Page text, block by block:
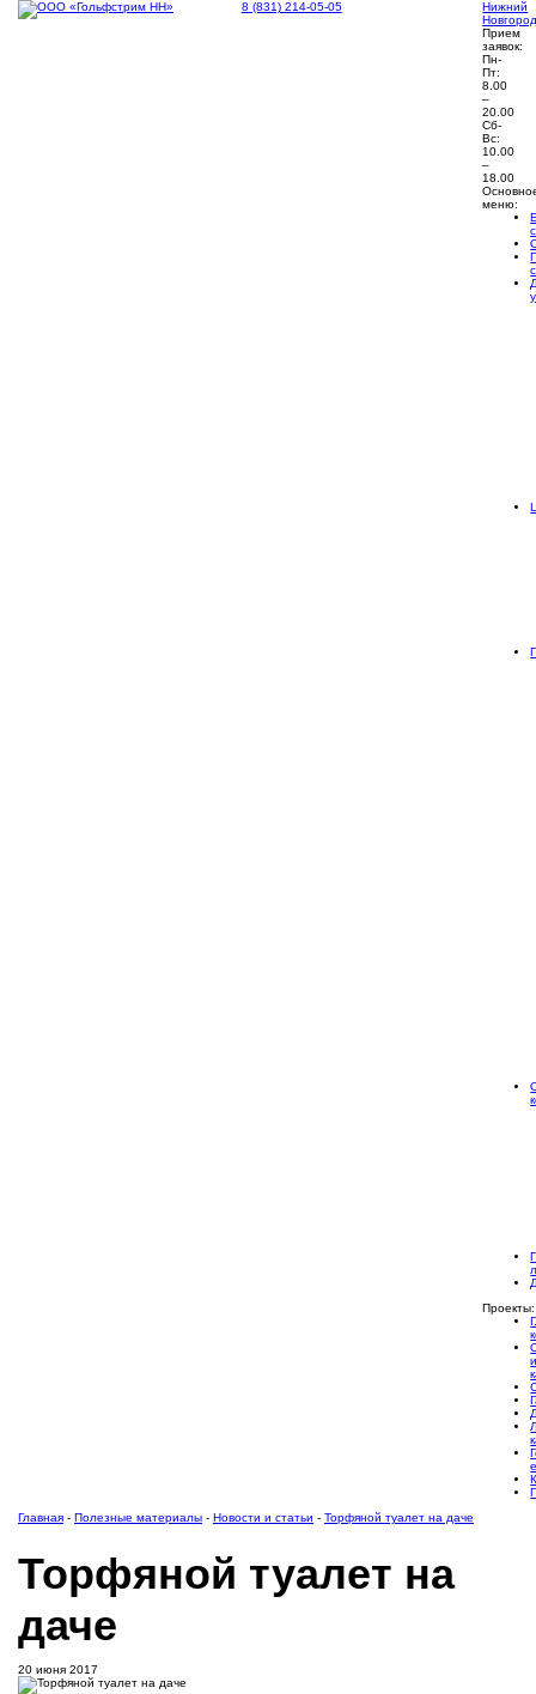
8 (831) 214-05-05
Нижний
Прием
заявок:
Пн-
Пт:
8.00
–
20.00
Сб-
Вс:
10.00
–
18.00
меню:
Проекты:
Главная - Полезные материалы - Новости и статьи - Торфяной туалет на даче
Торфяной туалет на
даче
20 июня 2017